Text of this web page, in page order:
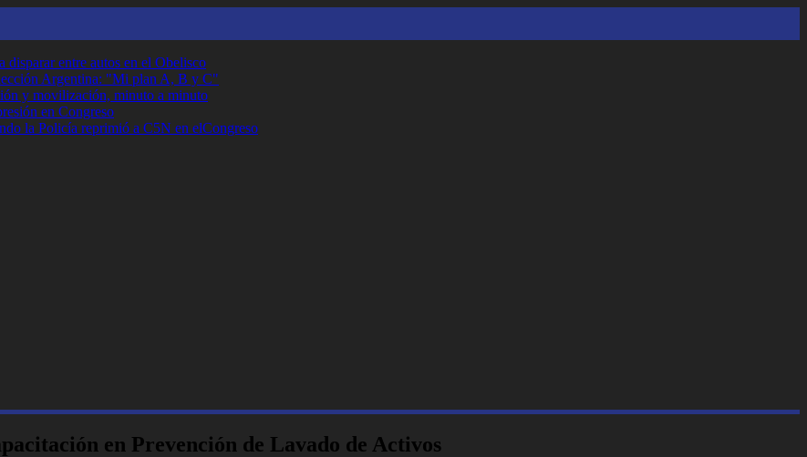
disparar entre autos en el Obelisco
Argentina: "Mi plan A, B y C"
y movilización, minuto a minuto
en Congreso
la Policía reprimió a C5N en elCongreso
en Prevención de Lavado de Activos